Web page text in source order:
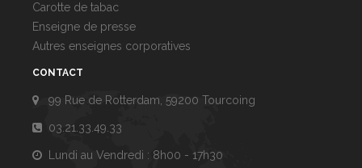
Carotte de tabac
Enseigne de presse
Autres enseignes corporatives
CONTACT
99 Rue de Rotterdam, 59200 Tourcoing
03.21.33.49.33
Lundi au Vendredi : 8h00 - 17h30